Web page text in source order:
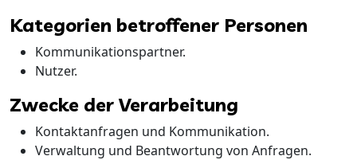
Kategorien betroffener Personen
Kommunikationspartner.
Nutzer.
Zwecke der Verarbeitung
Kontaktanfragen und Kommunikation.
Verwaltung und Beantwortung von Anfragen.